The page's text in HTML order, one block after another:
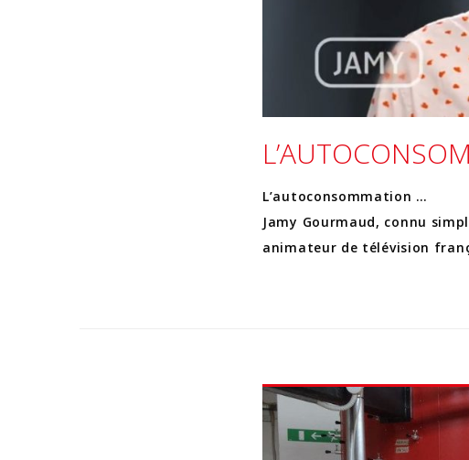
L’autoconsommation …
Jamy Gourmaud, connu
animateur de télévision